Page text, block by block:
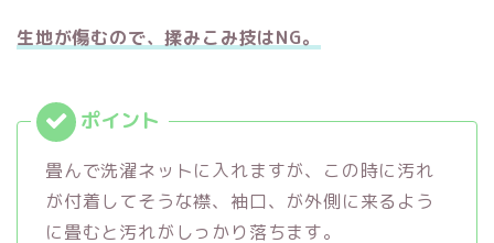
生地が傷むので、揉みこみ技はNG。
畳んで洗濯ネットに入れますが、この時に汚れ
が付着してそうな襟、袖口、が外側に来るよう
に畳むと汚れがしっかり落ちます。